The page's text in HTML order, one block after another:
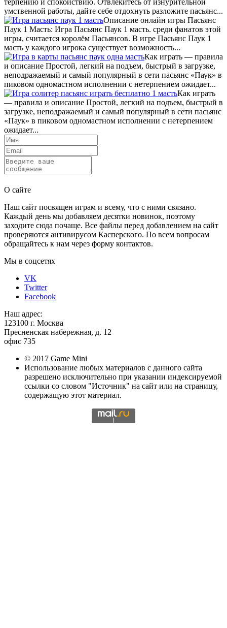
умственной работы, дайте себе отдохнуть разложите пасьянс...
Описание онлайн игры Пасьянс
Паук 1 Масть: Игра Пасьянс Паук 1 масть. среди фанатов этой
игры, считается королём Пасьянсов. В игре Пасьянс Паук 1
масть у каждого игрока существует возможность...
Как играть — правила
и описание Простой, легкий на подъем, быстрый в загрузке,
неподражаемый и самый популярный в сети пасьянс «Паук» в
пиковом одномастном исполнении с нетерпением ожидает...
Как играть
— правила и описание Простой, легкий на подъем, быстрый в
загрузке, неподражаемый и самый популярный в сети пасьянс
«Паук» в пиковом одномастном исполнении с нетерпением
ожидает...
О сайте
Наш сайт посвящен играм и всему, что с ними связано.
Каждый день мы добавляем десятки новинок, поэтому
заходите сюда почаще. Все файлы перед добавлением на сайт
проверяются антивирусом Касперского. По всем вопросам
обращайтесь к нам через форму контактов.
Мы в соцсетях
VK
Twitter
Facebook
Наш адрес:
123100 г. Москва
Пресненская набережная, д. 12
офис 735
© 2017 Game Mini
Использование любых материалов с данного сайта
разрешено исключительно при указании индексируемой
ссылки со словом "Источник" на сайт или на страницу,
содержащую этот материал.